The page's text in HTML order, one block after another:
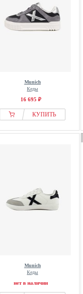
Munich
Кеды
16 695 ₽
КУПИТЬ
Munich
Кеды
нет в наличии